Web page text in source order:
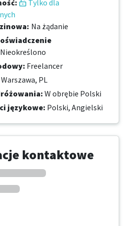
:
Tylko dla
: Na żądanie
Nieokreślono
: Freelancer
Warszawa, PL
: W obrębie Polski
językowe: Polski, Angielski
kontaktowe